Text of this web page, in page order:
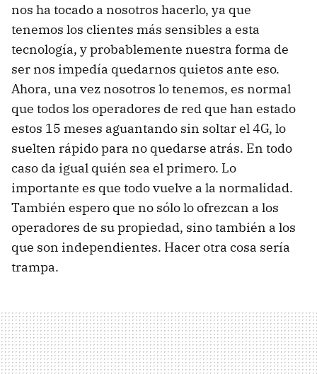
nos ha tocado a nosotros hacerlo, ya que
tenemos los clientes más sensibles a esta
tecnología, y probablemente nuestra forma de
ser nos impedía quedarnos quietos ante eso.
Ahora, una vez nosotros lo tenemos, es normal
que todos los operadores de red que han estado
estos 15 meses aguantando sin soltar el 4G, lo
suelten rápido para no quedarse atrás. En todo
caso da igual quién sea el primero. Lo
importante es que todo vuelve a la normalidad.
También espero que no sólo lo ofrezcan a los
operadores de su propiedad, sino también a los
que son independientes. Hacer otra cosa sería
trampa.